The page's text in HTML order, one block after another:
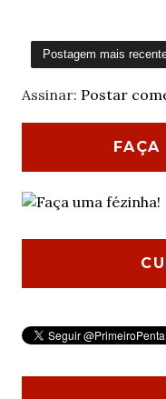
Postagem mais
Assinar: Postar